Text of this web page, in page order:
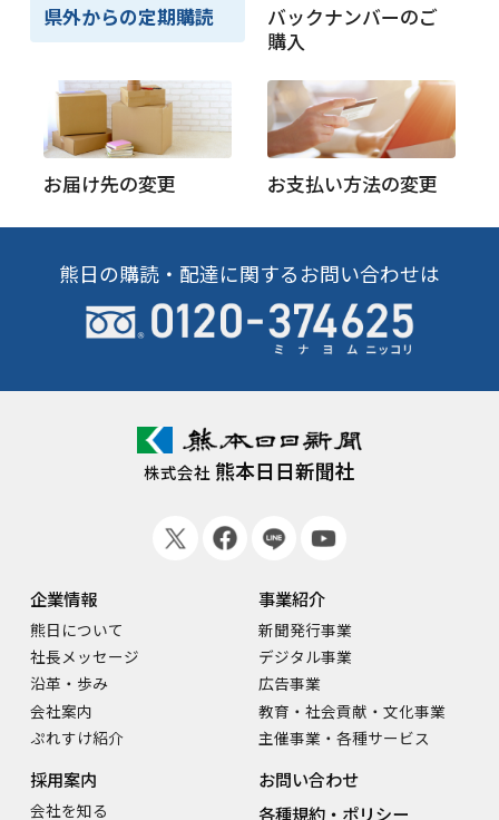
県外からの定期購読
バックナンバーのご
購入
お届け先の変更 お支払い方法の変更
株式会社 熊本日日新聞社
企業情報
熊日について
社長メッセージ
沿革・歩み
会社案内
ぷれすけ紹介
事業紹介
新聞発行事業
デジタル事業
広告事業
教育・社会貢献・文化事業
主催事業・各種サービス
採用案内
会社を知る
お問い合わせ
各種規約・ポリシー
熊日の購読・配達に関するお問い合わせは